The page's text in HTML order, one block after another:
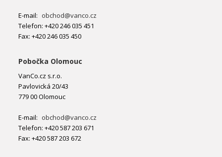
E-mail: obchod@vanco.cz
Telefon: +420 246 035 451
Fax: +420 246 035 450
Pobočka Olomouc
VanCo.cz s.r.o.
Pavlovická 20/43
779 00 Olomouc
E-mail: obchod@vanco.cz
Telefon: +420 587 203 671
Fax: +420 587 203 672